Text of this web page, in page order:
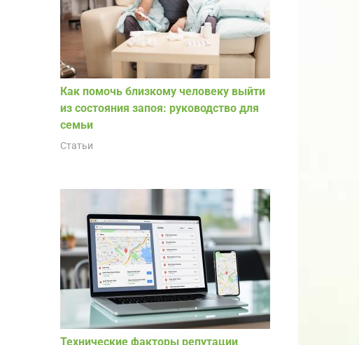
Как помочь близкому человеку выйти
из состояния запоя: руководство для
семьи
Статьи
Технические факторы репутации